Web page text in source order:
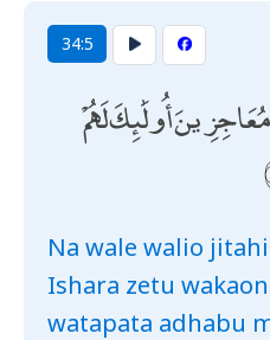
34:5
أُولَٰئِكَ لَهُمْ
Na wale walio
Ishara zetu
watapata adhabu